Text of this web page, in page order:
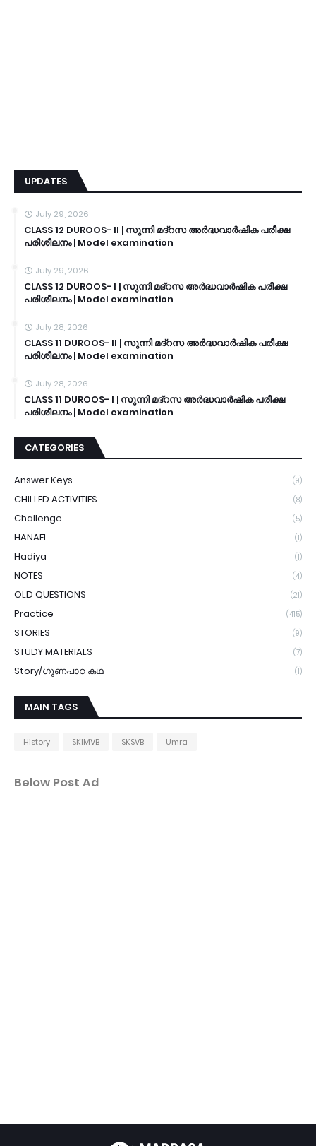
UPDATES
July 29, 2026
CLASS 12 DUROOS- II | സുന്നി മദ്റസ അർദ്ധവാർഷിക പരീക്ഷ
പരിശീലനം | Model examination
July 29, 2026
CLASS 12 DUROOS- I | സുന്നി മദ്റസ അർദ്ധവാർഷിക പരീക്ഷ
പരിശീലനം | Model examination
July 28, 2026
CLASS 11 DUROOS- II | സുന്നി മദ്റസ അർദ്ധവാർഷിക പരീക്ഷ
പരിശീലനം | Model examination
July 28, 2026
CLASS 11 DUROOS- I | സുന്നി മദ്റസ അർദ്ധവാർഷിക പരീക്ഷ
പരിശീലനം | Model examination
CATEGORIES
Answer Keys (9)
CHILLED ACTIVITIES (8)
Challenge (5)
HANAFI (1)
Hadiya (1)
NOTES (4)
OLD QUESTIONS (21)
Practice (415)
STORIES (9)
STUDY MATERIALS (7)
Story/ഗുണപാഠ കഥ (1)
MAIN TAGS
History SKIMVB SKSVB Umra
Below Post Ad